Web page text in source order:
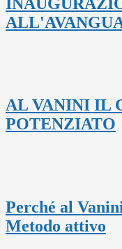
AL VANINI IL
POTENZIATO
Perché al
Metodo attivo